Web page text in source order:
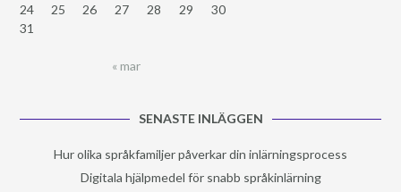
24
25 26 27 28 29
30
31
« mar
SENASTE INLÄGGEN
Hur olika språkfamiljer påverkar din inlärningsprocess
Digitala hjälpmedel för snabb språkinlärning